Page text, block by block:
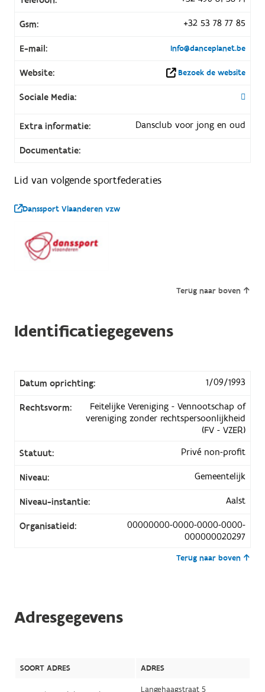
Gsm: +32 53 78 77 85
E-mail: Info@danceplanet.be
Website: Bezoek de website
Sociale Media:
Extra informatie: Dansclub voor jong en oud
Documentatie:
Lid van volgende sportfederaties
Danssport Vlaanderen vzw
Terug naar boven
Identificatiegegevens
Datum oprichting: 1/09/1993
Rechtsvorm:
Feitelijke Vereniging - Vennootschap of
vereniging zonder rechtspersoonlijkheid
(FV - VZER)
Statuut:
Privé non-profit
Niveau: Gemeentelijk
Niveau-instantie: Aalst
Organisatieid:
00000000-0000-0000-0000-
000000020297
Terug naar boven
Adresgegevens
SOORT ADRES ADRES
Langehaagstraat 5